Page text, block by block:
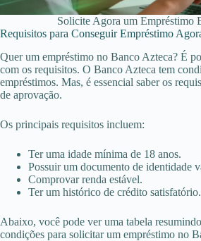
Solicite Agora um Empréstimo
Requisitos para Conseguir Empréstimo
Quer um empréstimo no Banco Azteca? É
com os requisitos. O Banco Azteca tem
empréstimos. Mas, é essencial saber os
de aprovação.
Os principais requisitos incluem:
Ter uma idade mínima de 18 anos.
Possuir um documento de identidade
Comprovar renda estável.
Ter um histórico de crédito satisfatório.
Abaixo, você pode ver uma tabela
condições para solicitar um empréstimo no